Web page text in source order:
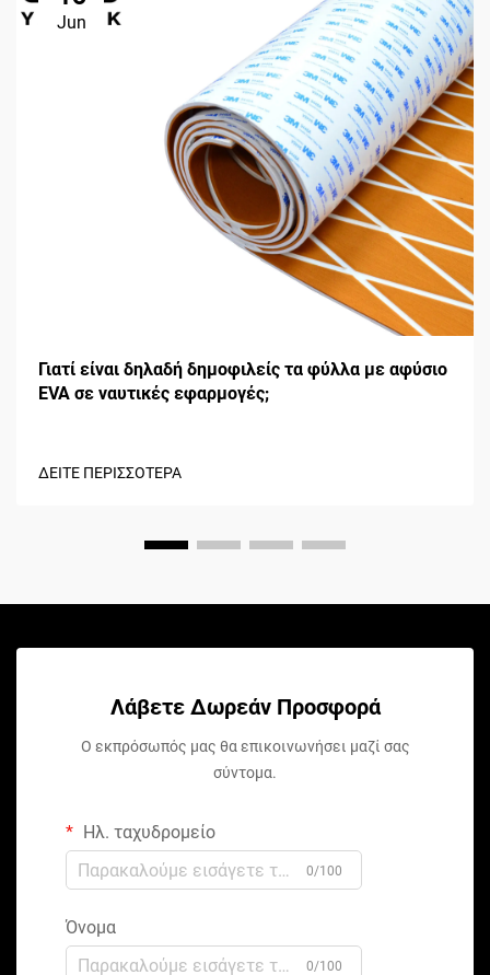
Jun
Γιατί είναι δηλαδή δημοφιλείς τα φύλλα με αφύσιο
EVA σε ναυτικές εφαρμογές;
ΔΕΙΤΕ ΠΕΡΙΣΣΟΤΕΡΑ
Λάβετε Δωρεάν Προσφορά
Ο εκπρόσωπός μας θα επικοινωνήσει μαζί σας
σύντομα.
Ηλ. ταχυδρομείο
0/100
Όνομα
0/100